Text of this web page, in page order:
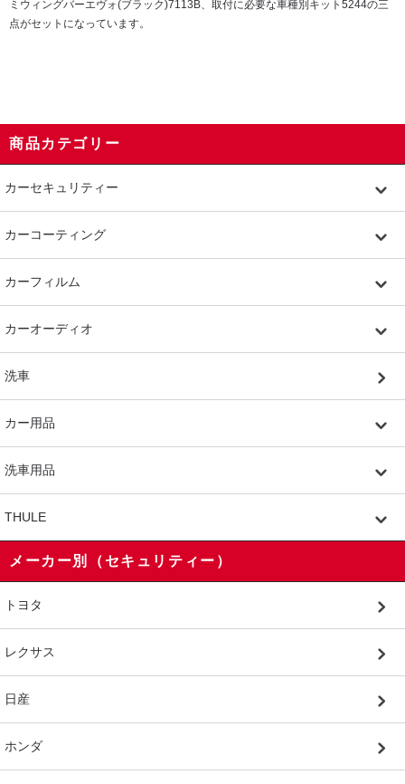
ミウィングバーエヴォ(ブラック)7113B、取付に必要な車種別キット5244の三
点がセットになっています。
商品カテゴリー
カーセキュリティー
カーコーティング
カーフィルム
カーオーディオ
洗車
カー用品
洗車用品
THULE
メーカー別（セキュリティー）
トヨタ
レクサス
日産
ホンダ